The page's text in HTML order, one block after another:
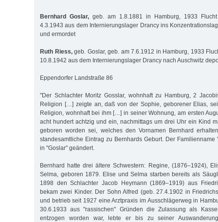
Bernhard Goslar, geb. am 1.8.1881 in Hamburg, 1933
4.3.1943 aus dem Internierungslager Drancy ins
und ermordet
Ruth Riess,geb. Goslar, geb. am 7.6.1912 in Hamburg, 1933
10.8.1942 aus dem Internierungslager Drancy nach Auschwitz
Eppendorfer Landstraße 86
"Der Schlachter Moritz Gosslar, wohnhaft zu Hamburg, 2
Religion […] zeigte an, daß von der Sophie, geborener Elias,
Religion, wohnhaft bei ihm […] in seiner Wohnung, am ersten
acht hundert achtzig und ein, nachmittags um drei Uhr ein Kind
geboren worden sei, welches den Vornamen Bernhard
standesamtliche Eintrag zu Bernhards Geburt. Der Familienname
in "Goslar" geändert.
Bernhard hatte drei ältere Schwestern: Regine, (1876–1924),
Selma, geboren 1879. Elise und Selma starben bereits als
1898 den Schlachter Jacob Heymann (1869–1919) aus
bekam zwei Kinder. Der Sohn Alfred (geb. 27.4.1902 in
und betrieb seit 1927 eine Arztpraxis im Ausschlägerweg in
30.6.1933 aus "rassischen" Gründen die Zulassung als
entzogen worden war, lebte er bis zu seiner